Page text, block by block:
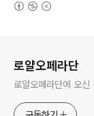
로얄오페라단
로얄오페라단에 오신